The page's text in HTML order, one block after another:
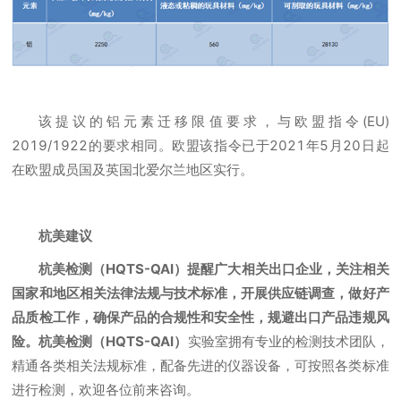
该提议的铝元素迁移限值要求，与欧盟指令(EU)
2019/1922的要求相同。欧盟该指令已于2021年5月20日起
在欧盟成员国及英国北爱尔兰地区实行。
杭美建议
杭美检测（HQTS-QAI）提醒广大相关出口企业，关注相关
国家和地区相关法律法规与技术标准，开展供应链调查，做好产
品质检工作，确保产品的合规性和安全性，规避出口产品违规风
险。杭美检测（HQTS-QAI） 实验室拥有专业的检测技术团队，
精通各类相关法规标准，配备先进的仪器设备，可按照各类标准
进行检测，欢迎各位前来咨询。